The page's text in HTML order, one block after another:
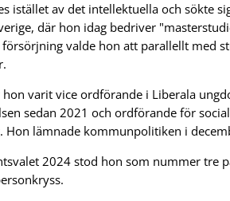
istället av det intellektuella och sökte
där hon idag bedriver
valde hon att parallellt med
hon varit vice ordförande i Liberala
sedan 2021 och ordförande för
Hon lämnade kommunpolitiken i
2024 stod hon som nummer tre